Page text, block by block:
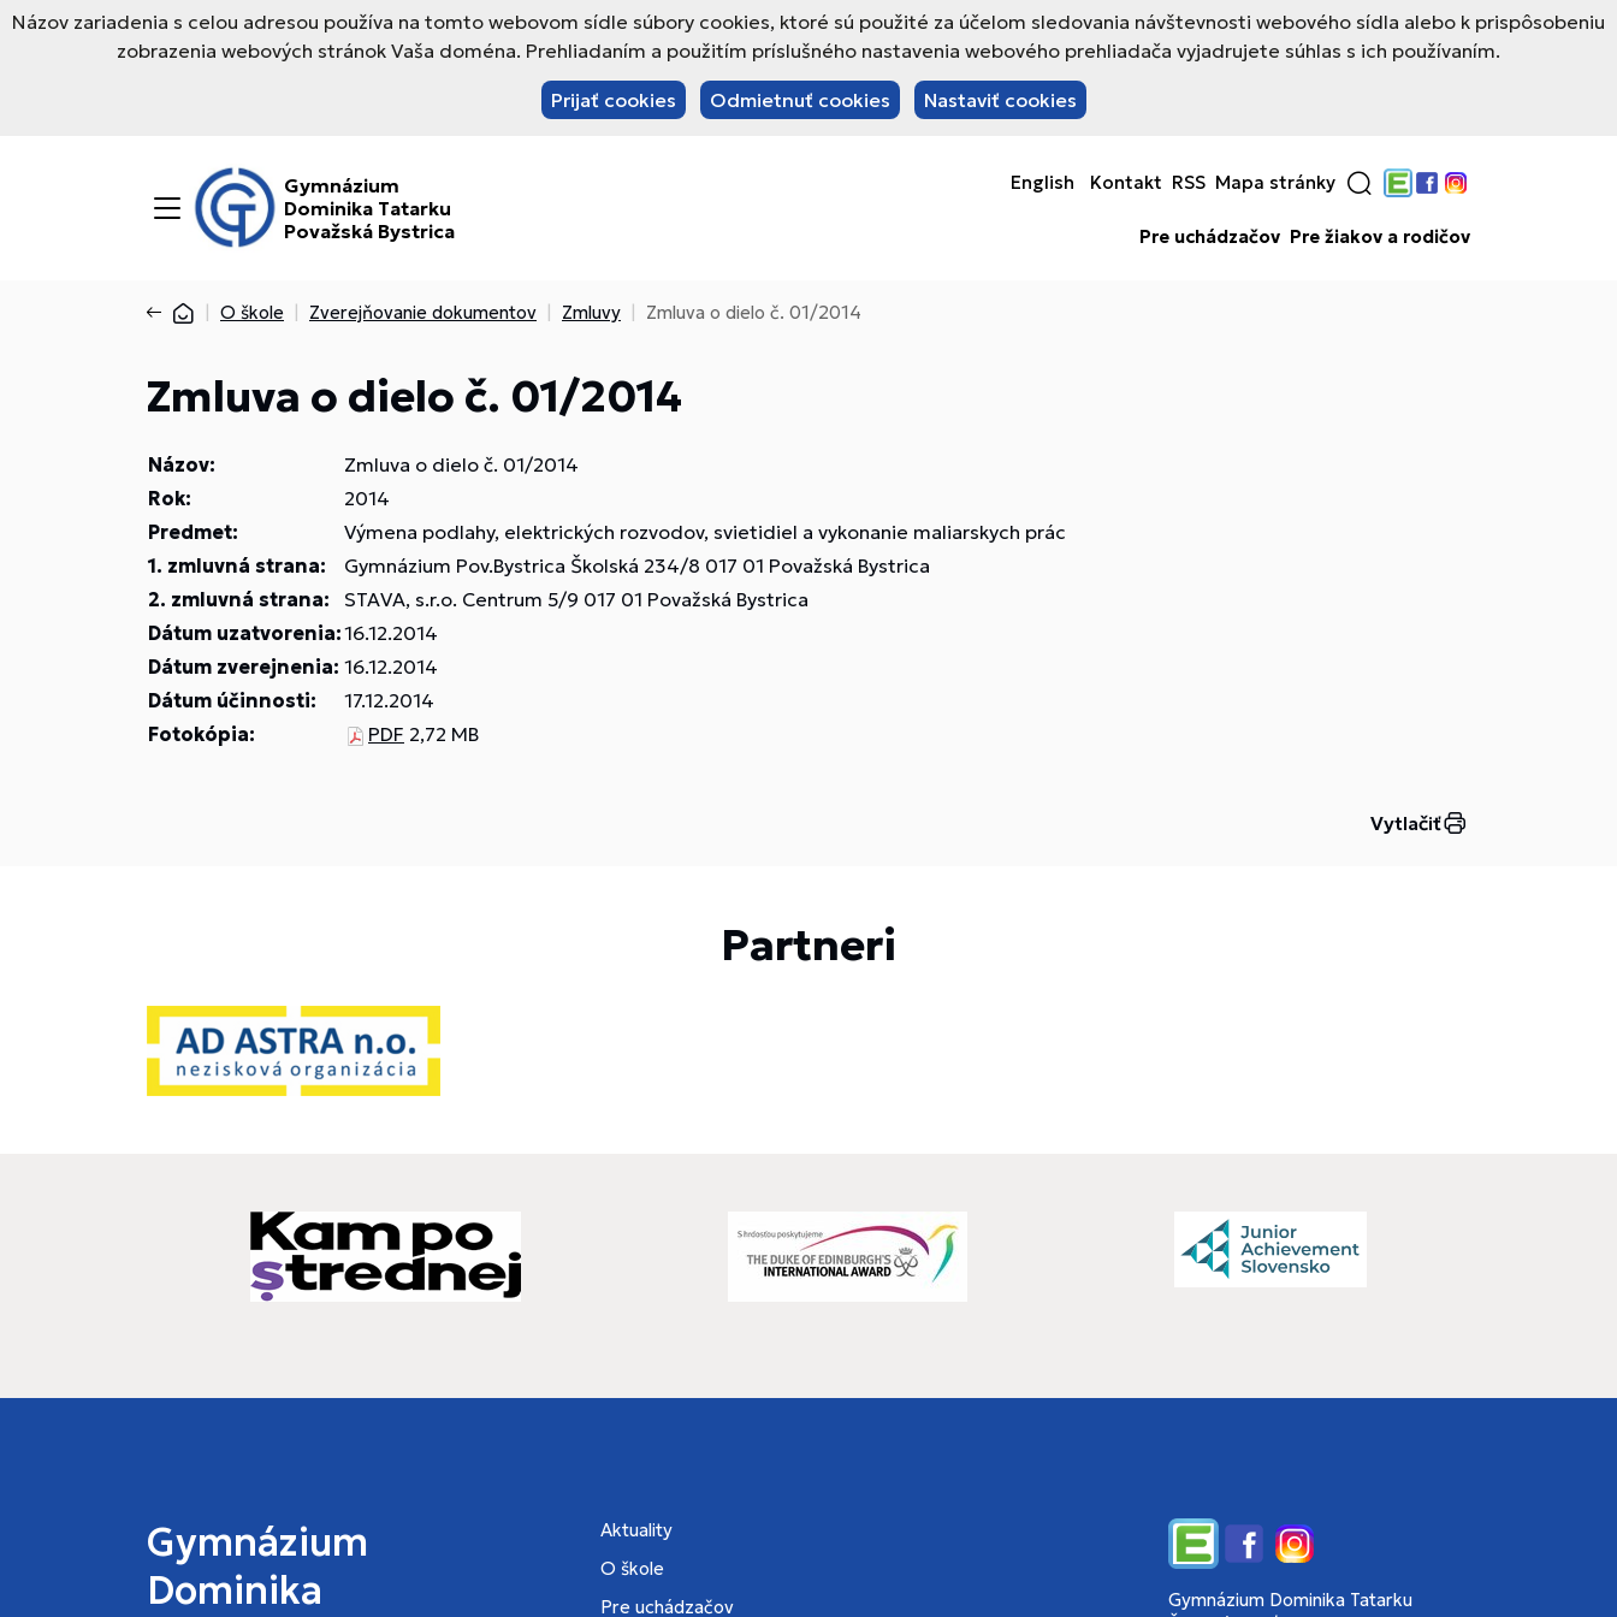
Názov zariadenia s celou adresou používa na tomto webovom sídle súbory cookies, ktoré sú použité za účelom sledovania návštevnosti webového sídla alebo k prispôsobeniu
zobrazenia webových stránok Vaša doména. Prehliadaním a použitím príslušného nastavenia webového prehliadača vyjadrujete súhlas s ich používaním.
Prijať cookies Odmietnuť cookies Nastaviť cookies
Gymnázium
Dominika Tatarku
Považská Bystrica
English Kontakt RSS Mapa stránky
Edupage
Facebook
Instagram
Pre uchádzačov Pre žiakov a rodičov
O škole Zverejňovanie dokumentov Zmluvy Zmluva o dielo č. 01/2014
Zmluva o dielo č. 01/2014
Názov:
Zmluva o dielo č. 01/2014
Rok:
2014
Predmet:
Výmena podlahy, elektrických rozvodov, svietidiel a vykonanie maliarskych prác
1. zmluvná strana:
Gymnázium Pov.Bystrica Školská 234/8 017 01 Považská Bystrica
2. zmluvná strana:
STAVA, s.r.o. Centrum 5/9 017 01 Považská Bystrica
Dátum uzatvorenia:16.12.2014
Dátum zverejnenia: 16.12.2014
Dátum účinnosti:
17.12.2014
Fotokópia:
PDF 2,72 MB
Vytlačiť
Partneri
Gymnázium
Dominika
Aktuality
O škole
Pre uchádzačov
EdupageFacebookInstagram
Gymnázium Dominika Tatarku